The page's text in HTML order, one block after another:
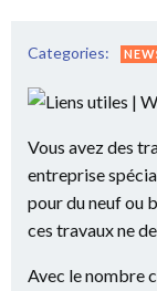
Categories:
Vous avez des
entreprise
pour du neuf ou
ces travaux ne
Avec le nombre